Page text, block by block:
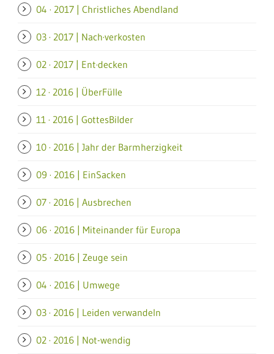
04 · 2017 | Christliches Abendland
03 · 2017 | Nach·verkosten
02 · 2017 | Ent·decken
12 · 2016 | ÜberFülle
11 · 2016 | GottesBilder
10 · 2016 | Jahr der Barmherzigkeit
09 · 2016 | EinSacken
07 · 2016 | Ausbrechen
06 · 2016 | Miteinander für Europa
05 · 2016 | Zeuge sein
04 · 2016 | Umwege
03 · 2016 | Leiden verwandeln
02 · 2016 | Not-wendig